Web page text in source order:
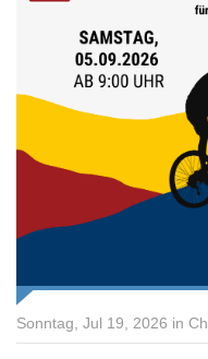
Sonntag, Jul 19, 2026 in